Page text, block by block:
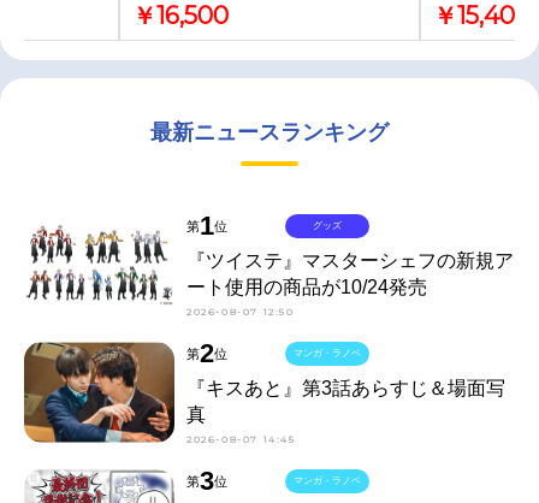
￥16,500 ￥15,400
最新ニュースランキング
第1位
『ツイステ』マスターシェフの新規ア
ート使用の商品が10/24発売
2026-08-07 12:50
グッズ
第2位
『キスあと』第3話あらすじ＆場面写
真
2026-08-07 14:45
マンガ・ラノベ
第3位 マンガ・ラノベ